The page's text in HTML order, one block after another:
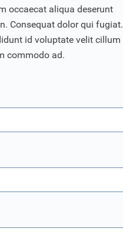
occaecat aliqua deserunt
Consequat dolor qui fugiat.
id voluptate velit cillum
commodo ad.